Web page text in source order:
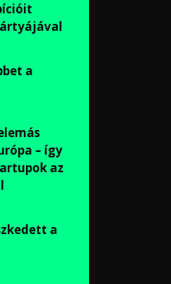
a
– így
az
a